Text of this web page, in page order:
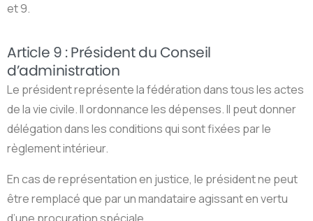
et 9.
Article 9 : Président du Conseil
d’administration
Le président représente la fédération dans tous les actes
de la vie civile. Il ordonnance les dépenses. Il peut donner
délégation dans les conditions qui sont fixées par le
règlement intérieur.
En cas de représentation en justice, le président ne peut
être remplacé que par un mandataire agissant en vertu